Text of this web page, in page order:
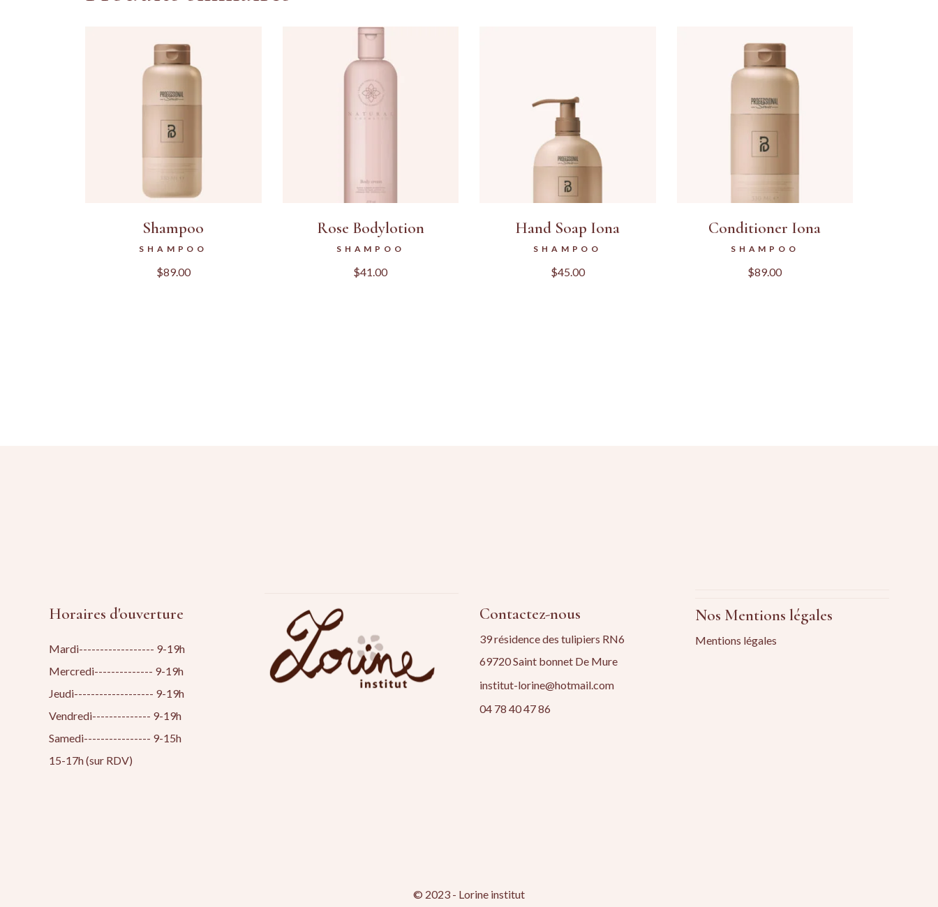
Shampoo
SHAMPOO
$89.00
Rose Bodylotion
SHAMPOO
$41.00
Hand Soap Iona
SHAMPOO
$45.00
Conditioner Iona
SHAMPOO
$89.00
Horaires d'ouverture
Mardi------------------ 9-19h
Mercredi-------------- 9-19h
Jeudi------------------- 9-19h
Vendredi-------------- 9-19h
Samedi---------------- 9-15h
15-17h (sur RDV)
Contactez-nous
39 résidence des tulipiers RN6
69720 Saint bonnet De Mure
institut-lorine@hotmail.com
04 78 40 47 86
Nos Mentions légales
Mentions légales
© 2023 - Lorine institut